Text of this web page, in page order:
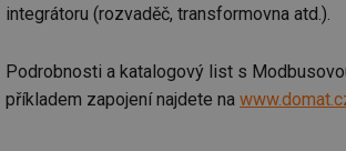
integrátoru (rozvaděč, transformovna atd.).
Podrobnosti a katalogový list s
příkladem zapojení najdete na
Nezbytně nutné soubory
Výkonové
Nezařazené soubory
Nezbytně nutné soubory cookie umožňují